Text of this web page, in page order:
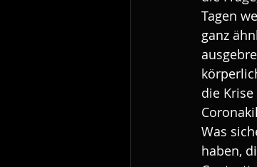
Tagen
ganz
die
Was
haben,